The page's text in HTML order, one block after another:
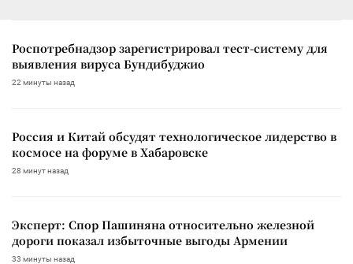
Роспотребнадзор зарегистрировал тест-систему для
выявления вируса Бундибуджио
22 минуты назад
Россия и Китай обсудят технологическое лидерство в
космосе на форуме в Хабаровске
28 минут назад
Эксперт: Спор Пашиняна относительно железной
дороги показал избыточные выгоды Армении
33 минуты назад